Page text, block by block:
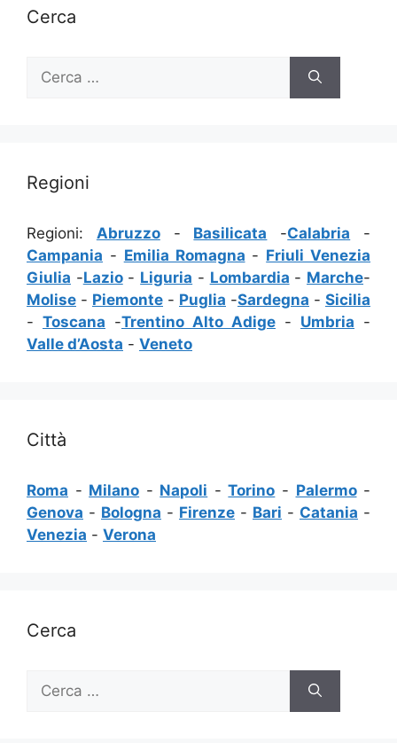
Cerca
per:
Regioni
Regioni: Abruzzo- Basilicata -Calabria -
Campania - Emilia Romagna - Friuli Venezia
Giulia -Lazio- Liguria - Lombardia - Marche-
Molise - Piemonte - Puglia -Sardegna - Sicilia
- Toscana -Trentino Alto Adige - Umbria -
Valle d’Aosta - Veneto
Città
Roma - Milano - Napoli -Torino - Palermo-
Genova - Bologna - Firenze - Bari - Catania -
Venezia - Verona
Cerca
per: